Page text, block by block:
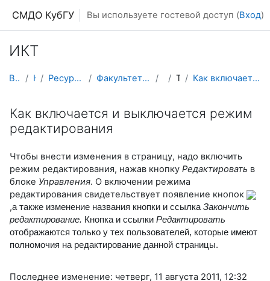
СМДО КубГУ Вы используете гостевой доступ (Вход)
ИКТ
В начало Курсы Ресурсы подразделений КубГУ Факультет Математики и компьютерных наук ИКТ Тема 15 Как включается и выключается режим редактирования
Как включается и выключается режим
редактирования
Чтобы внести изменения в страницу, надо включить
режим редактирования, нажав кнопку Редактировать в
блоке Управления. О включении режима
редактирования свидетельствует появление кнопок
,a также изменение названия кнопки и ссылка Закончить
редактирование. Кнопка и ссылки Редактировать
отображаются только у тех пользователей, которые имеют
полномочия на редактирование данной страницы.
Последнее изменение: четверг, 11 августа 2011, 12:32